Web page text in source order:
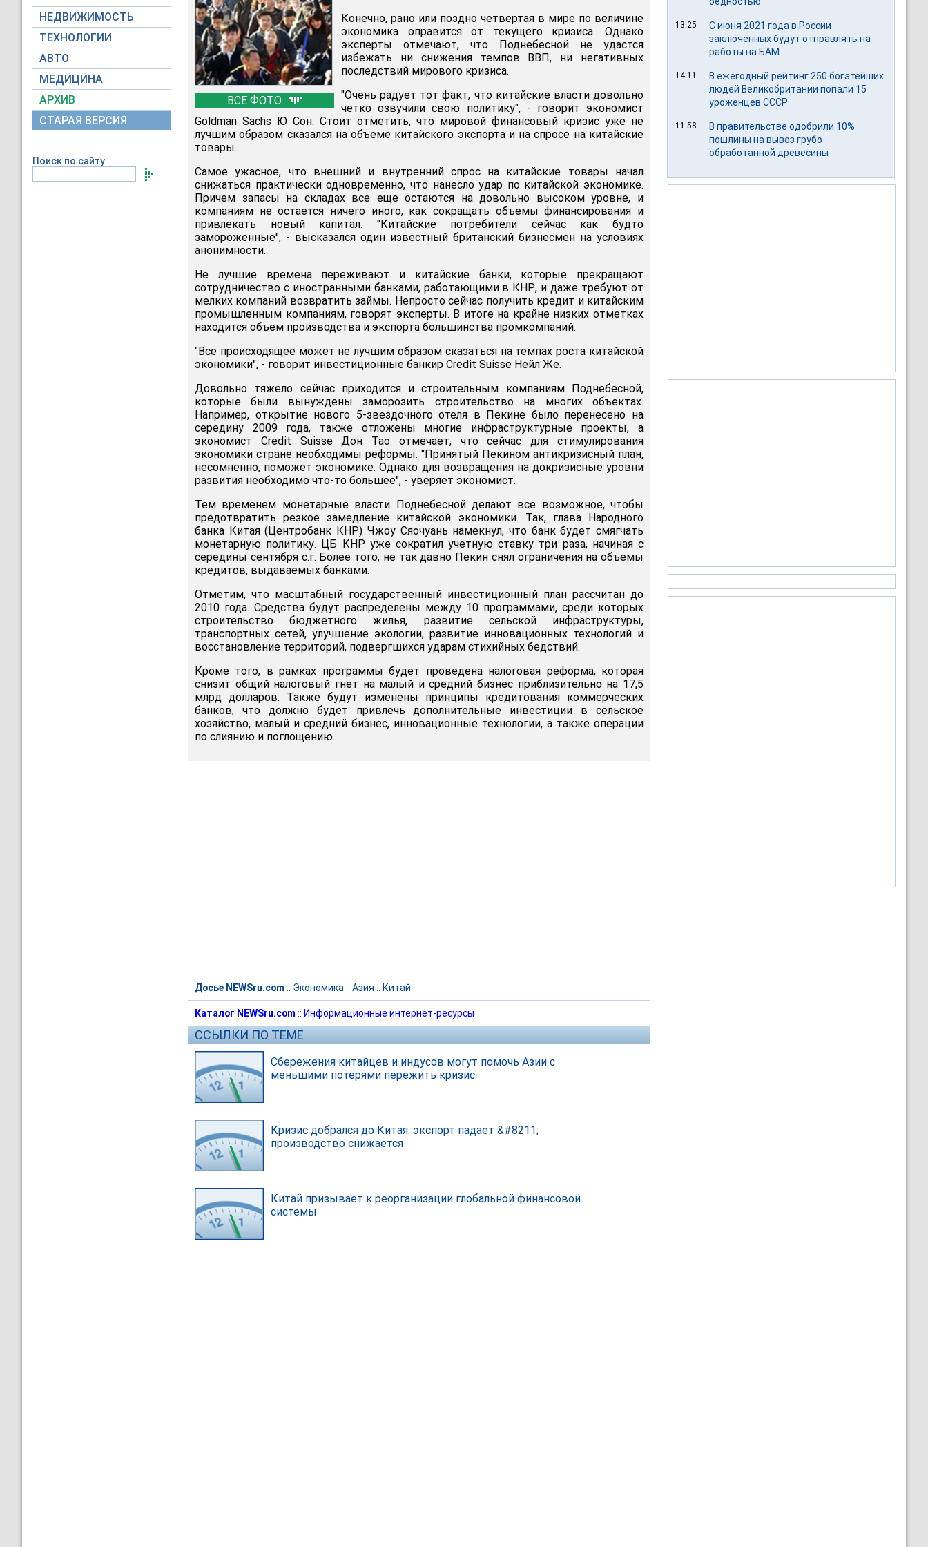
НЕДВИЖИМОСТЬ
ТЕХНОЛОГИИ
АВТО
МЕДИЦИНА
АРХИВ
СТАРАЯ ВЕРСИЯ
Поиск по сайту
ВСЕ ФОТО
Конечно, рано или поздно четвертая в мире по величине
экономика оправится от текущего кризиса. Однако
эксперты отмечают, что Поднебесной не удастся
избежать ни снижения темпов ВВП, ни негативных
последствий мирового кризиса.
"Очень радует тот факт, что китайские власти довольно
четко озвучили свою политику", - говорит экономист
Goldman Sachs Ю Сон. Стоит отметить, что мировой финансовый кризис уже не
лучшим образом сказался на объеме китайского экспорта и на спросе на китайские
товары.
Самое ужасное, что внешний и внутренний спрос на китайские товары начал
снижаться практически одновременно, что нанесло удар по китайской экономике.
Причем запасы на складах все еще остаются на довольно высоком уровне, и
компаниям не остается ничего иного, как сокращать объемы финансирования и
привлекать новый капитал. "Китайские потребители сейчас как будто
замороженные", - высказался один известный британский бизнесмен на условиях
анонимности.
Не лучшие времена переживают и китайские банки, которые прекращают
сотрудничество с иностранными банками, работающими в КНР, и даже требуют от
мелких компаний возвратить займы. Непросто сейчас получить кредит и китайским
промышленным компаниям, говорят эксперты. В итоге на крайне низких отметках
находится объем производства и экспорта большинства промкомпаний.
"Все происходящее может не лучшим образом сказаться на темпах роста китайской
экономики", - говорит инвестиционные банкир Credit Suisse Нейл Же.
Довольно тяжело сейчас приходится и строительным компаниям Поднебесной,
которые были вынуждены заморозить строительство на многих объектах.
Например, открытие нового 5-звездочного отеля в Пекине было перенесено на
середину 2009 года, также отложены многие инфраструктурные проекты, а
экономист Credit Suisse Дон Тао отмечает, что сейчас для стимулирования
экономики стране необходимы реформы. "Принятый Пекином антикризисный план,
несомненно, поможет экономике. Однако для возвращения на докризисные уровни
развития необходимо что-то большее", - уверяет экономист.
Тем временем монетарные власти Поднебесной делают все возможное, чтобы
предотвратить резкое замедление китайской экономики. Так, глава Народного
банка Китая (Центробанк КНР) Чжоу Сяочуань намекнул, что банк будет смягчать
монетарную политику. ЦБ КНР уже сократил учетную ставку три раза, начиная с
середины сентября с.г. Более того, не так давно Пекин снял ограничения на объемы
кредитов, выдаваемых банками.
Отметим, что масштабный государственный инвестиционный план рассчитан до
2010 года. Средства будут распределены между 10 программами, среди которых
строительство бюджетного жилья, развитие сельской инфраструктуры,
транспортных сетей, улучшение экологии, развитие инновационных технологий и
восстановление территорий, подвергшихся ударам стихийных бедствий.
Кроме того, в рамках программы будет проведена налоговая реформа, которая
снизит общий налоговый гнет на малый и средний бизнес приблизительно на 17,5
млрд долларов. Также будут изменены принципы кредитования коммерческих
банков, что должно будет привлечь дополнительные инвестиции в сельское
хозяйство, малый и средний бизнес, инновационные технологии, а также операции
по слиянию и поглощению.
Досье NEWSru.com :: Экономика :: Азия :: Китай
Каталог NEWSru.com :: Информационные интернет-ресурсы
ССЫЛКИ ПО ТЕМЕ
Сбережения китайцев и индусов могут помочь Азии с
меньшими потерями пережить кризис
Кризис добрался до Китая: экспорт падает &#8211;
производство снижается
Китай призывает к реорганизации глобальной финансовой
системы
13:25
С июня 2021 года в России
заключенных будут отправлять на
работы на БАМ
14:11
В ежегодный рейтинг 250 богатейших
людей Великобритании попали 15
уроженцев СССР
11:58
В правительстве одобрили 10%
пошлины на вывоз грубо
обработанной древесины